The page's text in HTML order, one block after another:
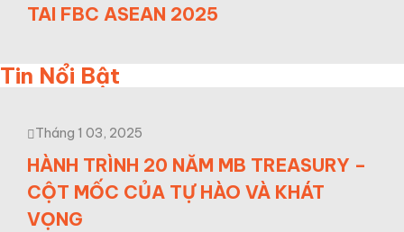
TAI FBC ASEAN 2025
Tin Nổi Bật
Tháng 1 03, 2025
HÀNH TRÌNH 20 NĂM MB TREASURY –
CỘT MỐC CỦA TỰ HÀO VÀ KHÁT
VỌNG